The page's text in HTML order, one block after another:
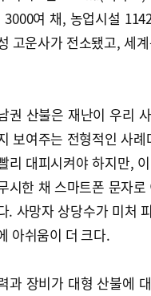
3000여 채, 농업시설
고운사가 전소됐고, 세
권 산불은 재난이 우리
보여주는 전형적인 사
리 대피시켜야 하지만,
시한 채 스마트폰 문자
. 사망자 상당수가 미처
아쉬움이 더 크다.
과 장비가 대형 산불에